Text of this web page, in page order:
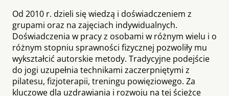
Od 2010 r. dzieli się wiedzą i doświadczeniem z
grupami oraz na zajęciach indywidualnych.
Doświadczenia w pracy z osobami w różnym wielu i o
różnym stopniu sprawności fizycznej pozwoliły mu
wykształcić autorskie metody. Tradycyjne podejście
do jogi uzupełnia technikami zaczerpniętymi z
pilatesu, fizjoterapii, treningu powięziowego. Za
kluczowe dla uzdrawiania i rozwoju na tej ścieżce